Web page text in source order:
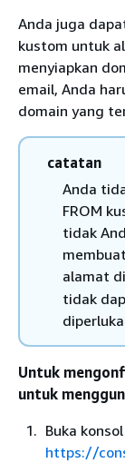
Anda juga
kustom untuk
menyiapkan
email, Anda
domain yang
catatan
Anda
FROM
tidak
alamat
tidak
Untuk
untuk
Buka
https://